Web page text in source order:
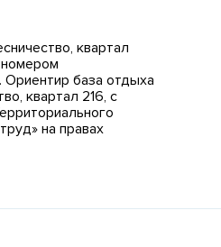
квартал
база отдыха
квартал 216, с
на правах